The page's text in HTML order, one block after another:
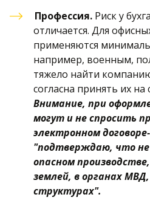
Профессия. Риск у
отличается. Для
применяются
например, военным,
тяжело найти
Внимание, при
могут и не спросить
электронном
"подтверждаю, что
опасном
землей, в органах
структурах".